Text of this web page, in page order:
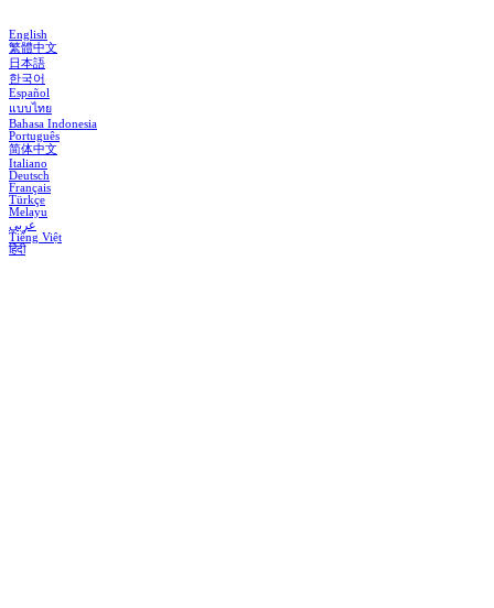
English
繁體中文
日本語
한국어
Español
แบบไทย
Bahasa Indonesia
Português
简体中文
Italiano
Deutsch
Français
Türkçe
Melayu
عربي
Tiếng Việt
हिंदी